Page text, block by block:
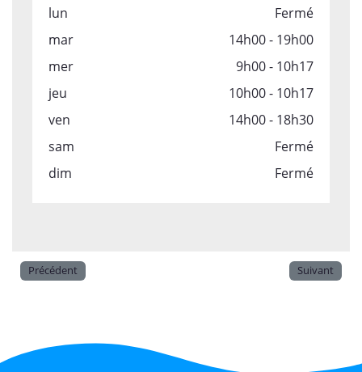
lun
Fermé
mar
14h00 - 19h00
mer
9h00 - 10h17
jeu
10h00 - 10h17
ven
14h00 - 18h30
sam
Fermé
dim
Fermé
Précédent Suivant